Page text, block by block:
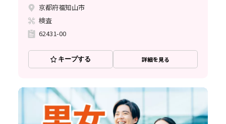
京都府福知山市
検査
62431-00
キープする 詳細を見る